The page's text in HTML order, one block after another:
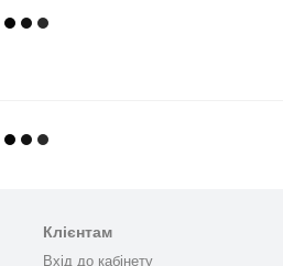
Клієнтам
Вхід до кабінету